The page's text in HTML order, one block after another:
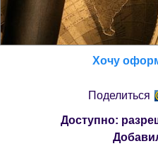
Хочу
Поделиться
Доступно: